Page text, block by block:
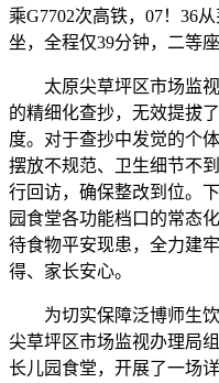
乘G7702次高铁，07！36
坐，全程仅39分钟，二等
太原尖草坪区市场监视
的精细化查抄，无效提拔
度。对于查抄中发觉的个
摆放不规范、卫生细节不
行回访，确保整改到位。
园食堂各功能档口的常态
待食物平安现患，全力建
得、家长安心。
为切实保障泛博师生饮
尖草坪区市场监视办理局
长儿园食堂，开展了一场